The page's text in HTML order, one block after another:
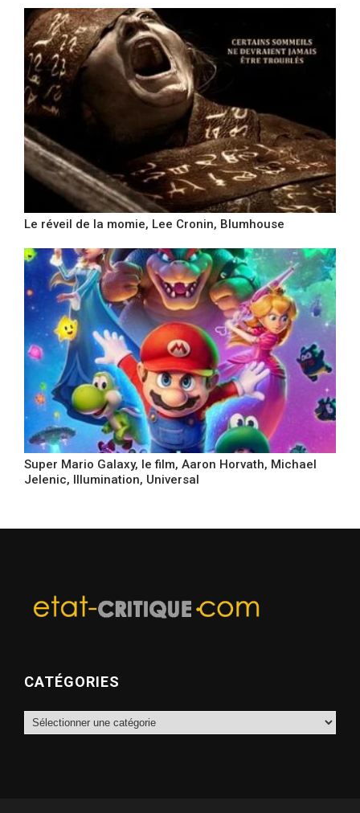
Le réveil de la momie, Lee Cronin, Blumhouse
Super Mario Galaxy, le film, Aaron Horvath, Michael
Jelenic, Illumination, Universal
CATÉGORIES
Catégories